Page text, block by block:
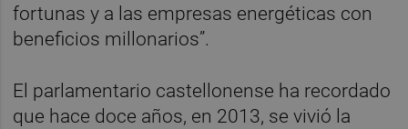
fortunas y a las empresas energéticas con
beneficios millonarios”.
El parlamentario castellonense ha recordado
que hace doce años, en 2013, se vivió la